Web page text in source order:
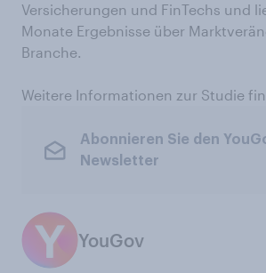
Versicherungen und FinTechs und
Monate Ergebnisse über
Branche.
Weitere Informationen zur Studie
Abonnieren Sie den
Newsletter
YouGov